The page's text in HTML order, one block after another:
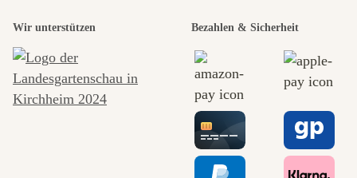
Wir unterstützen Bezahlen & Sicherheit